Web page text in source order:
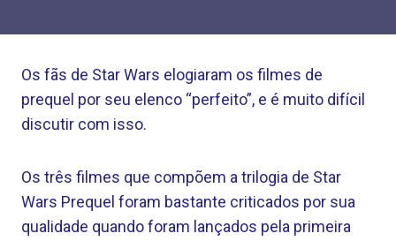
Os fãs de Star Wars elogiaram os filmes de
prequel por seu elenco “perfeito”, e é muito difícil
discutir com isso.
Os três filmes que compõem a trilogia de Star
Wars Prequel foram bastante criticados por sua
qualidade quando foram lançados pela primeira